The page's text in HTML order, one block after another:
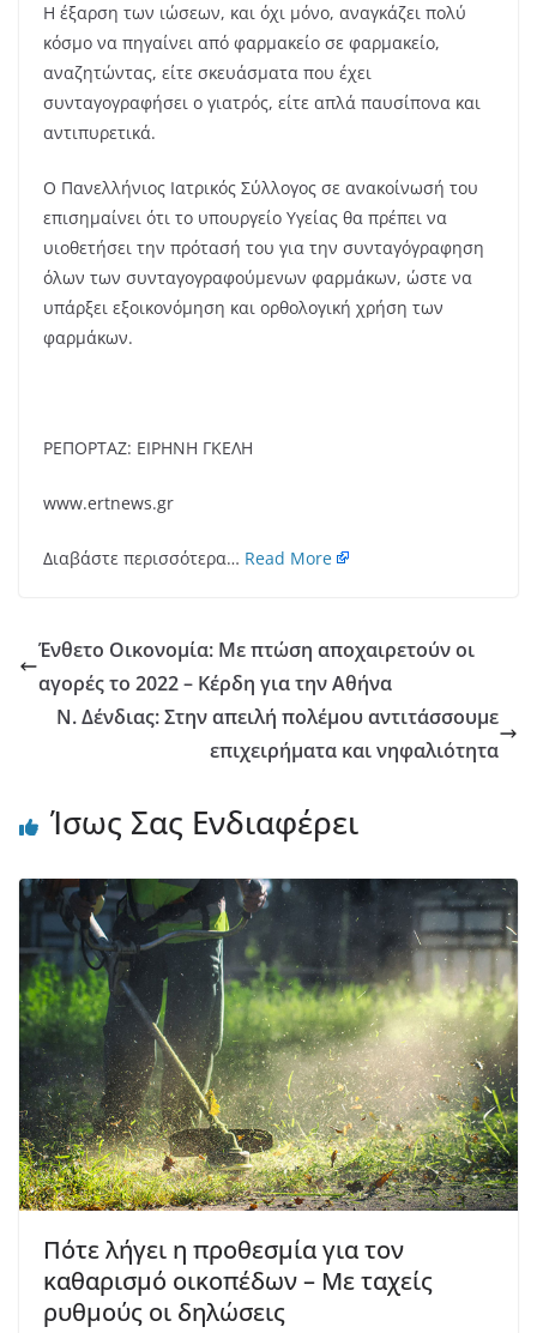
Η έξαρση των ιώσεων, και όχι μόνο, αναγκάζει πολύ
κόσμο να πηγαίνει από φαρμακείο σε φαρμακείο,
αναζητώντας, είτε σκευάσματα που έχει
συνταγογραφήσει ο γιατρός, είτε απλά παυσίπονα και
αντιπυρετικά.
Ο Πανελλήνιος Ιατρικός Σύλλογος σε ανακοίνωσή του
επισημαίνει ότι το υπουργείο Υγείας θα πρέπει να
υιοθετήσει την πρότασή του για την συνταγόγραφηση
όλων των συνταγογραφούμενων φαρμάκων, ώστε να
υπάρξει εξοικονόμηση και ορθολογική χρήση των
φαρμάκων.
ΡΕΠΟΡΤΑΖ: ΕΙΡΗΝΗ ΓΚΕΛΗ
www.ertnews.gr
Διαβάστε περισσότερα… Read More
Ένθετο Οικονομία: Με πτώση αποχαιρετούν οι
αγορές το 2022 – Κέρδη για την Αθήνα
Ν. Δένδιας: Στην απειλή πολέμου αντιτάσσουμε
επιχειρήματα και νηφαλιότητα
Ίσως Σας Ενδιαφέρει
Πότε λήγει η προθεσμία για τον
καθαρισμό οικοπέδων – Με ταχείς
ρυθμούς οι δηλώσεις